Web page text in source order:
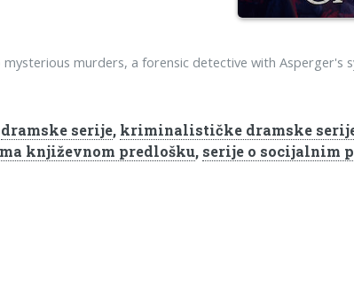
murders, a forensic detective with Asperger's
dramske serije, kriminalističke dramske
književnom predlošku, serije o socijalnim